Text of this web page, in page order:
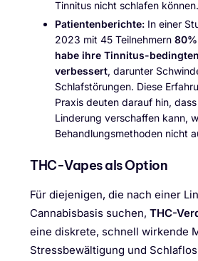
Tinnitus nicht schlafen können.
Patientenberichte: In einer
2023 mit 45 Teilnehmern
habe ihre Tinnitus-
verbessert, darunter
Schlafstörungen. Diese
Praxis deuten darauf hin,
Linderung verschaffen kann,
Behandlungsmethoden nicht
THC-Vapes als Option
Für diejenigen, die nach einer
Cannabisbasis suchen, THC-
eine diskrete, schnell wirkende
Stressbewältigung und